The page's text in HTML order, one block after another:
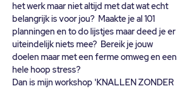
het werk maar niet altijd met dat wat echt
belangrijk is voor jou?  Maakte je al 101
planningen en to do lijstjes maar deed je er
uiteindelijk niets mee?  Bereik je jouw
doelen maar met een ferme omweg en een
hele hoop stress?
Dan is mijn workshop 'KNALLEN ZONDER